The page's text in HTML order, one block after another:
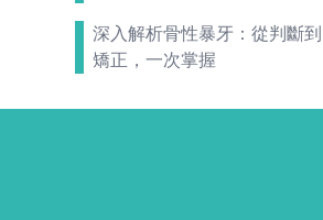
深入解析骨性暴牙：從判斷到
矯正，一次掌握